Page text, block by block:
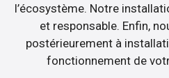
l’écosystème. Notre
et responsable. Enfin,
postérieurement à
fonctionnement de